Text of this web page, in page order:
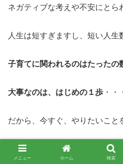
ネガティブな考えや不安にとら
人生は短すぎますし、短い人生
子育てに関われるのはたったの
大事なのは、はじめの１歩 ・・
だから、今すぐ、やりたいこと
楽しんじゃいませんか？
メニュー ホーム 検索